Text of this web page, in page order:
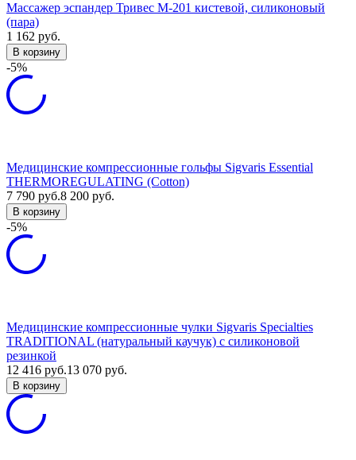
Массажер эспандер Тривес М-201 кистевой, силиконовый
(пара)
1 162 руб.
В корзину
-5%
Медицинские компрессионные гольфы Sigvaris Essential
THERMOREGULATING (Cotton)
7 790 руб.8 200 руб.
В корзину
-5%
Медицинские компрессионные чулки Sigvaris Specialties
TRADITIONAL (натуральный каучук) с силиконовой
резинкой
12 416 руб.13 070 руб.
В корзину